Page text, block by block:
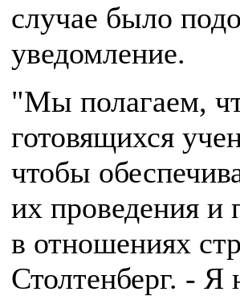
случае было
уведомление.
"Мы полагаем,
готовящихся
чтобы
их проведения и
в отношениях
Столтенберг. - Я